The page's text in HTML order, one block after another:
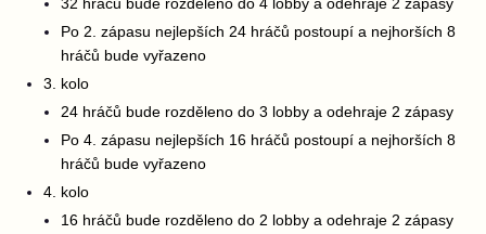
Po 2. zápasu nejlepších 24 hráčů postoupí a nejhorších 8
hráčů bude vyřazeno
3. kolo
24 hráčů bude rozděleno do 3 lobby a odehraje 2 zápasy
Po 4. zápasu nejlepších 16 hráčů postoupí a nejhorších 8
hráčů bude vyřazeno
4. kolo
16 hráčů bude rozděleno do 2 lobby a odehraje 2 zápasy